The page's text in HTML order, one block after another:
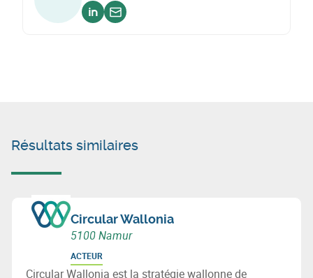
Voir sur linkedin
Envoyer un email
Résultats similaires
Circular Wallonia
5100 Namur
ACTEUR
Circular Wallonia est la stratégie wallonne de